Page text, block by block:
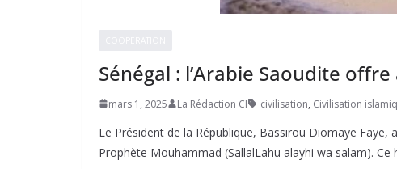
Sénégal : l’Arabie Saoudite
mars 1, 2025 La Rédaction CI civilisation, Civilisation
Le Président de la République, Bassirou Diomaye
Prophète Mouhammad (SallalLahu alayhi wa salam).